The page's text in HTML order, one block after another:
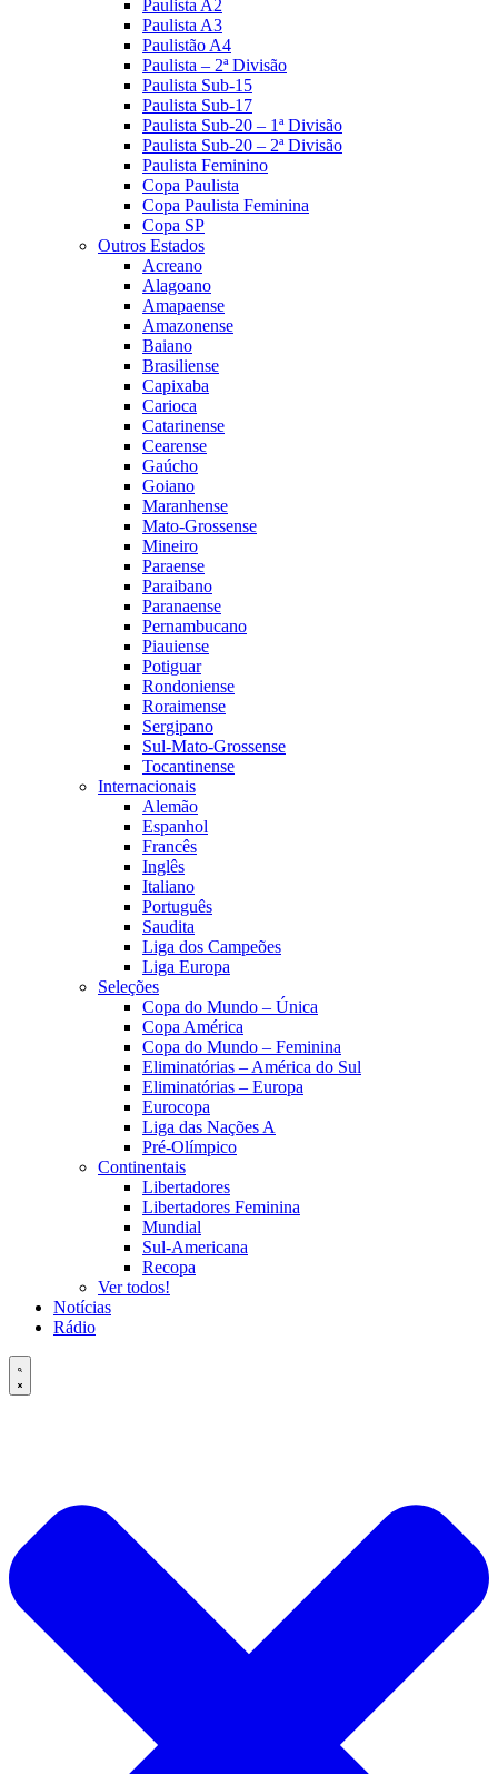
Paulista A2
Paulista A3
Paulistão A4
Paulista – 2ª Divisão
Paulista Sub-15
Paulista Sub-17
Paulista Sub-20 – 1ª Divisão
Paulista Sub-20 – 2ª Divisão
Paulista Feminino
Copa Paulista
Copa Paulista Feminina
Copa SP
Outros Estados
Acreano
Alagoano
Amapaense
Amazonense
Baiano
Brasiliense
Capixaba
Carioca
Catarinense
Cearense
Gaúcho
Goiano
Maranhense
Mato-Grossense
Mineiro
Paraense
Paraibano
Paranaense
Pernambucano
Piauiense
Potiguar
Rondoniense
Roraimense
Sergipano
Sul-Mato-Grossense
Tocantinense
Internacionais
Alemão
Espanhol
Francês
Inglês
Italiano
Português
Saudita
Liga dos Campeões
Liga Europa
Seleções
Copa do Mundo – Única
Copa América
Copa do Mundo – Feminina
Eliminatórias – América do Sul
Eliminatórias – Europa
Eurocopa
Liga das Nações A
Pré-Olímpico
Continentais
Libertadores
Libertadores Feminina
Mundial
Sul-Americana
Recopa
Ver todos!
Notícias
Rádio